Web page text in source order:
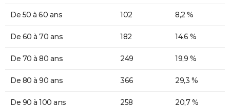
De 50 à 60 ans 102 8,2 %
De 60 à 70 ans 182 14,6 %
De 70 à 80 ans 249 19,9 %
De 80 à 90 ans 366 29,3 %
De 90 à 100 ans 258 20,7 %